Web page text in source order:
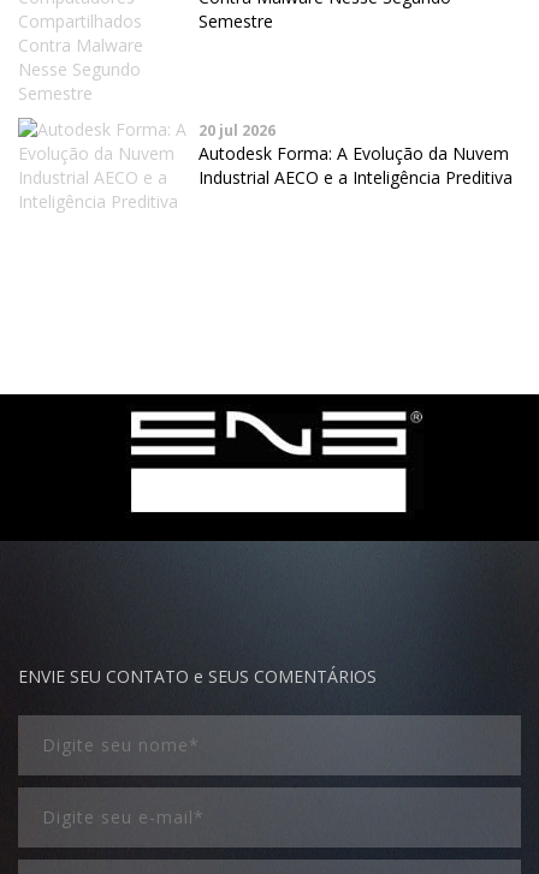
Semestre
20 jul 2026
Autodesk Forma: A Evolução da Nuvem
Industrial AECO e a Inteligência Preditiva
ENVIE SEU CONTATO e SEUS COMENTÁRIOS